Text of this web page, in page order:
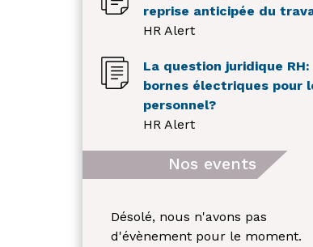
reprise anticipée du
HR Alert
La question juridique RH:
bornes électriques pour
personnel?
HR Alert
Nos events
Désolé, nous n'avons pas
d'évènement pour le moment.